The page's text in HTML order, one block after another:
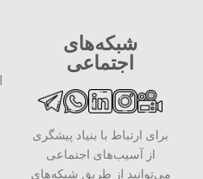
شبکه‌های
اجتماعی
برای ارتباط با بنیاد پیشگری
از آسیب‌های اجتماعی
می‌توانید از طریق شبکه‌‎های